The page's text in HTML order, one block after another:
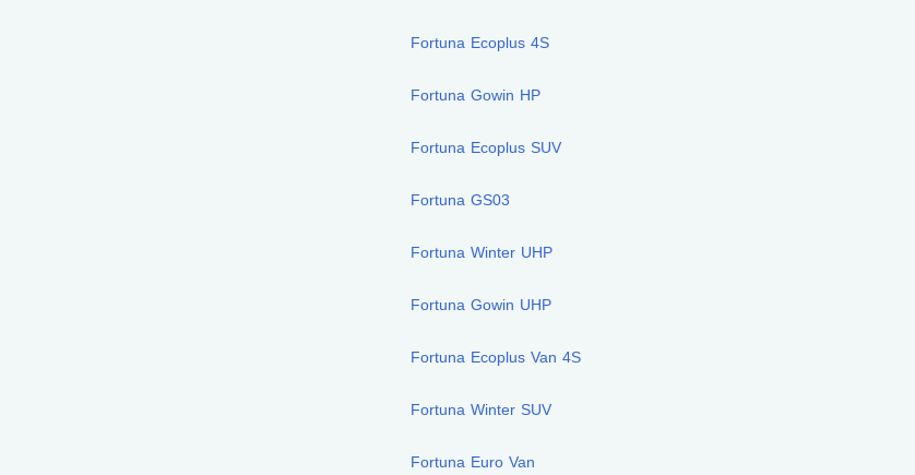
Fortuna Ecoplus 4S
Fortuna Gowin HP
Fortuna Ecoplus SUV
Fortuna GS03
Fortuna Winter UHP
Fortuna Gowin UHP
Fortuna Ecoplus Van 4S
Fortuna Winter SUV
Fortuna Euro Van